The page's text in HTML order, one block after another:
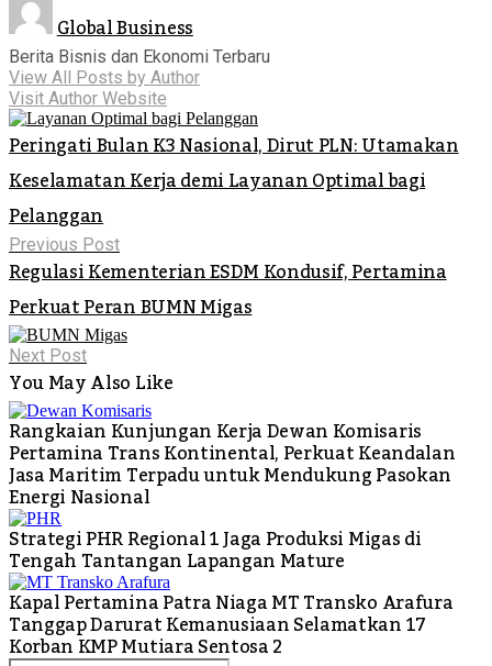
Global Business
Berita Bisnis dan Ekonomi Terbaru
View All Posts by Author
Visit Author Website
Peringati Bulan K3 Nasional, Dirut PLN: Utamakan
Keselamatan Kerja demi Layanan Optimal bagi
Pelanggan
Previous Post
Regulasi Kementerian ESDM Kondusif, Pertamina
Perkuat Peran BUMN Migas
Next Post
You May Also Like
Rangkaian Kunjungan Kerja Dewan Komisaris
Pertamina Trans Kontinental, Perkuat Keandalan
Jasa Maritim Terpadu untuk Mendukung Pasokan
Energi Nasional
Strategi PHR Regional 1 Jaga Produksi Migas di
Tengah Tantangan Lapangan Mature
Kapal Pertamina Patra Niaga MT Transko Arafura
Tanggap Darurat Kemanusiaan Selamatkan 17
Korban KMP Mutiara Sentosa 2